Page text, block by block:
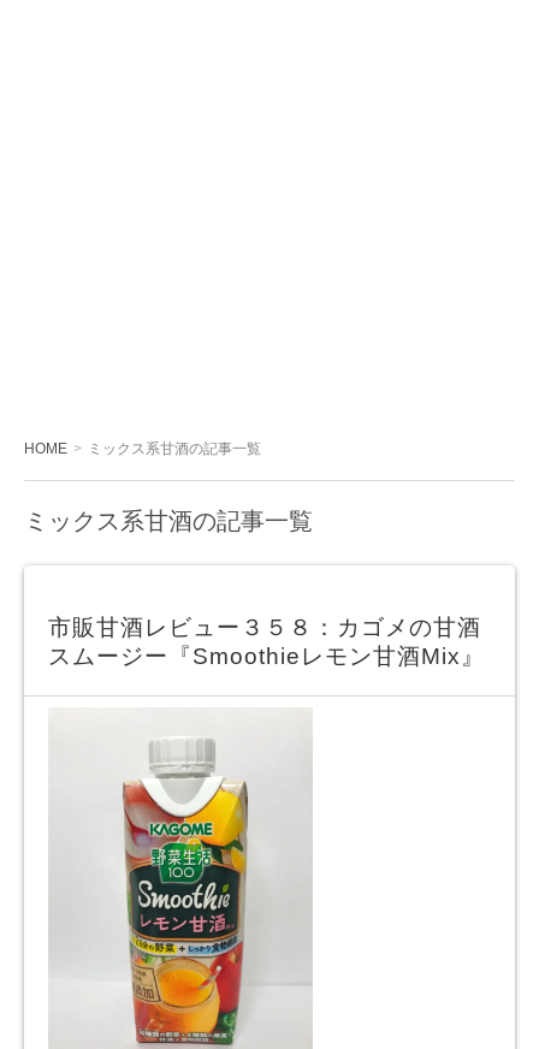
HOME ミックス系甘酒の記事一覧
ミックス系甘酒の記事一覧
市販甘酒レビュー３５８：カゴメの甘酒
スムージー『Smoothieレモン甘酒Mix』